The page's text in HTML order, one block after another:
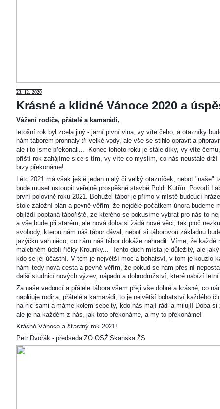
23. 12. 2020
Krásné a klidné Vánoce 2020 a
Vážení rodiče, přátelé a kamarádi,
letošní rok byl zcela jiný - jarní první vlna, vy víte čeho, a otazníky
nám táborem prohnaly tři velké vody, ale vše se stihlo opravit a
ale i to jsme překonali... Konec tohoto roku je stále díky, vy víte
příští rok zahájíme sice s tím, vy víte co myslím, co nás neustále
brzy překonáme!
Léto 2021 má však ještě jeden malý či velký otazníček, neboť "naše"
bude muset ustoupit veřejně prospěšné stavbě Poldr Kutřín. Povodí
první polovině roku 2021. Bohužel tábor je přímo v místě budoucí
stole záložní plán a pevně věřím, že nejdéle počátkem února
objíždí poptaná tábořiště, ze kterého se pokusíme vybrat pro nás to
a vše bude při starém, ale nová doba si žádá nové věci, tak proč
svobody, kterou nám náš tábor dával, neboť si táborovou základnu
jazýčku vah něco, co nám náš tábor dokáže nahradit. Víme, že
malebném údolí říčky Krounky... Tento duch místa je důležitý, ale
kdo se jej účastní. V tom je největší moc a bohatsví, v tom je kouzlo
námi tedy nová cesta a pevně věřím, že pokud se nám přes ní
další studnicí nových výzev, nápadů a dobrodružství, které nabízí letní
Za naše vedoucí a přátele tábora všem přeji vše dobré a krásné, co
naplňuje rodina, přátelé a kamarádi, to je největší bohatství každého
na nic sami a máme kolem sebe ty, kdo nás mají rádi a milují! Doba
ale je na každém z nás, jak toto překonáme, a my to překonáme!
Krásné Vánoce a šťastný rok 2021!
Petr Dvořák - předseda ZO OSŽ Skanska ŽS